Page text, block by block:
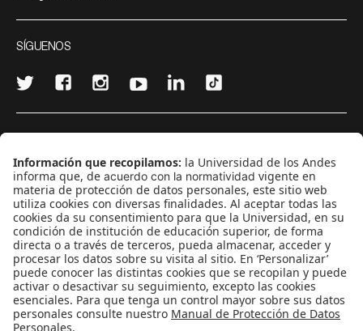
SÍGUENOS
CONTÁCTANOS
cerosetenta@uniandes.edu.co
BOGOTÁ, COLOMBIA
NEWSLETTER